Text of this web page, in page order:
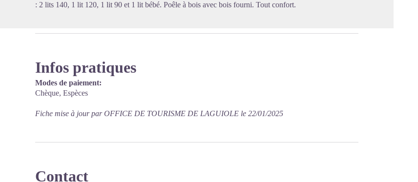
: 2 lits 140, 1 lit 120, 1 lit 90 et 1 lit bébé. Poêle à bois avec bois fourni. Tout confort.
Infos pratiques
Modes de paiement:
Chèque, Espèces
Fiche mise à jour par OFFICE DE TOURISME DE LAGUIOLE le 22/01/2025
Contact